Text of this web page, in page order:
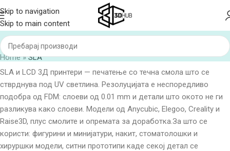
Skip to navigation
Skip to main content
Home»SLA
SLA и LCD 3Д принтери — печатење со течна смола што се
стврднува под UV светлина. Резолуцијата е неспоредливо
подобра од FDM: слоеви од 0.01 mm и детали што окото не ги
разликува како слоеви. Модели од Anycubic, Elegoo, Creality и
Raise3D, плус смолите и опремата за доработка.За што се
користи: фигурини и минијатури, накит, стоматолошки и
хируршки модели, ситни прототипи каде секој детал се